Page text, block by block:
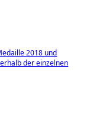
2018 und
der einzelnen